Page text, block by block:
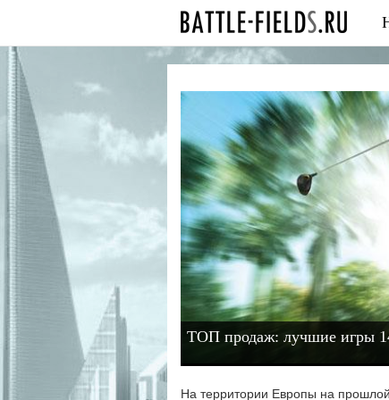
ТОП продаж: лучшие игры
На территории Европы на